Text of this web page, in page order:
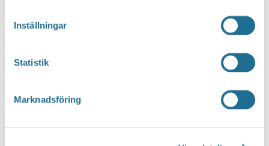
Inställningar
Statistik
Marknadsföring